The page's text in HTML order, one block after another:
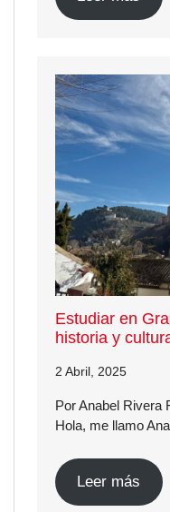
Estudiar en
historia y
2 Abril, 2025
Por Anabel Rivera
Hola, me llamo
Leer más